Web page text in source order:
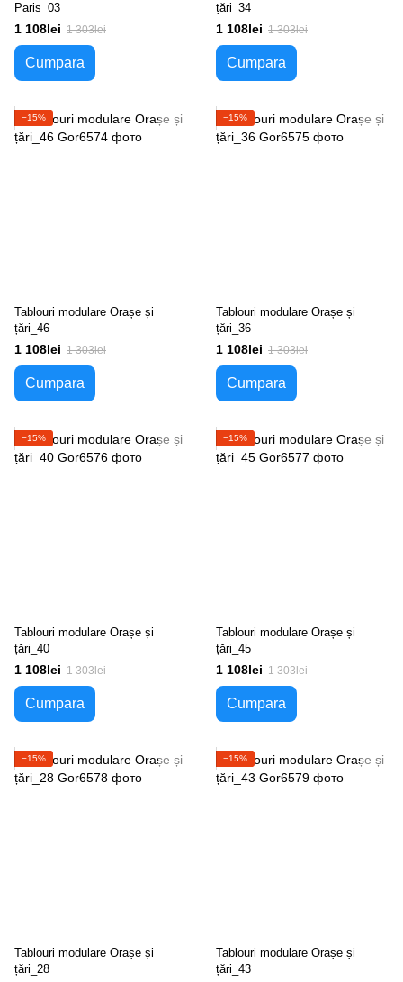
Paris_03
1 108lei 1 303lei
Cumpara
țări_34
1 108lei 1 303lei
Cumpara
−15%
Tablouri modulare Orașe și
țări_46
1 108lei 1 303lei
Cumpara
−15%
Tablouri modulare Orașe și
țări_36
1 108lei 1 303lei
Cumpara
−15%
Tablouri modulare Orașe și
țări_40
1 108lei 1 303lei
Cumpara
−15%
Tablouri modulare Orașe și
țări_45
1 108lei 1 303lei
Cumpara
−15%
Tablouri modulare Orașe și
țări_28
−15%
Tablouri modulare Orașe și
țări_43